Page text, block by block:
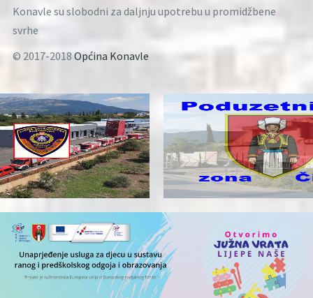
Konavle su slobodni za daljnju upotrebu u promidžbene
svrhe
© 2017-2018Općina Konavle